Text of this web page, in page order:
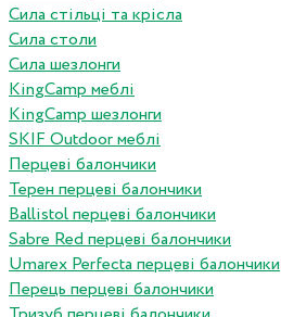
Сила стільці та крісла
Сила столи
Сила шезлонги
KingCamp меблі
KingCamp шезлонги
SKIF Outdoor меблі
Перцеві балончики
Терен перцеві балончики
Ballistol перцеві балончики
Sabre Red перцеві балончики
Umarex Perfecta перцеві балончики
Перець перцеві балончики